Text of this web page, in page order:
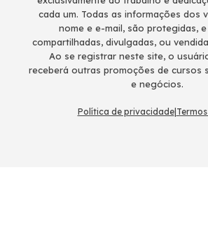
cada um. Todas as informações dos
nome e e-mail, são protegidas,
compartilhadas, divulgadas, ou
Ao se registrar neste site, o
receberá outras promoções de cursos
e negócios.
Política de privacidade|